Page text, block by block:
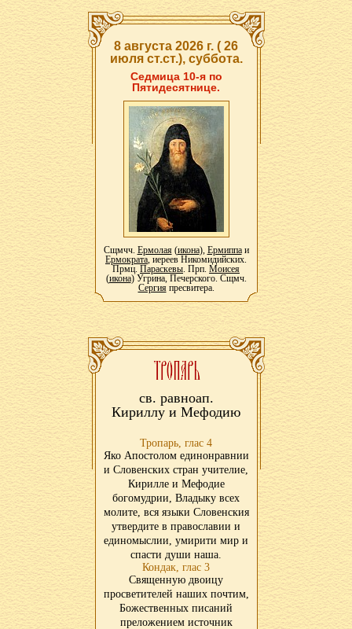
8 августа 2026 г. ( 26
июля ст.ст.), суббота.
Седмица 10-я по
Пятидесятнице.
Сщмчч. Ермолая(икона), Ермиппаи
Ермократа, иереев Никомидийских.
Прмц. Параскевы. Прп. Моисея
(икона) Угрина, Печерского. Сщмч.
Сергияпресвитера.
св. равноап.
Кириллу и Мефодию
Тропарь, глас 4
Яко Апостолом единонравнии
и Словенских стран учителие,
Кирилле и Мефодие
богомудрии, Владыку всех
молите, вся языки Словенския
утвердите в православии и
единомыслии, умирити мир и
спасти души наша.
Кондак, глас 3
Священную двоицу
просветителей наших почтим,
Божественных писаний
преложением источник